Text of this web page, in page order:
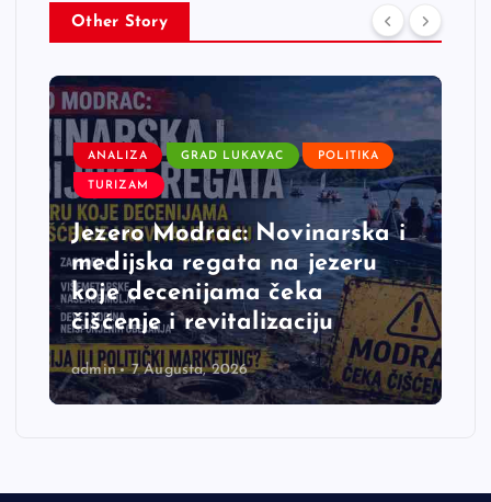
Other Story
ANALIZA GRAD LUKAVAC POLITIKA
TURIZAM
Jezero Modrac: Novinarska i
medijska regata na jezeru
koje decenijama čeka
čišćenje i revitalizaciju
admin 7 Augusta, 2026